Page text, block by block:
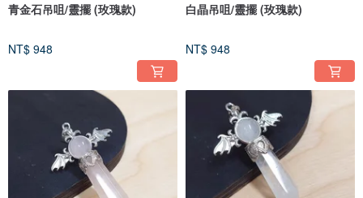
青金石吊咀/靈擺 (玫瑰款)
NT$ 948
白晶吊咀/靈擺 (玫瑰款)
NT$ 948